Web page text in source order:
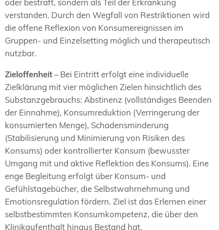
oder bestraft, sondern als Teil der Erkrankung
verstanden. Durch den Wegfall von Restriktionen wird
die offene Reflexion von Konsumereignissen im
Gruppen- und Einzelsetting möglich und therapeutisch
nutzbar.
Zieloffenheit– Bei Eintritt erfolgt eine individuelle
Zielklärung mit vier möglichen Zielen hinsichtlich des
Substanzgebrauchs: Abstinenz (vollständiges Beenden
der Einnahme), Konsumreduktion (Verringerung der
konsumierten Menge), Schadensminderung
(Stabilisierung und Minimierung von Risiken des
Konsums) oder kontrollierter Konsum (bewusster
Umgang mit und aktive Reflektion des Konsums). Eine
enge Begleitung erfolgt über Konsum- und
Gefühlstagebücher, die Selbstwahrnehmung und
Emotionsregulation fördern. Ziel ist das Erlernen einer
selbstbestimmten Konsumkompetenz, die über den
Klinikaufenthalt hinaus Bestand hat.